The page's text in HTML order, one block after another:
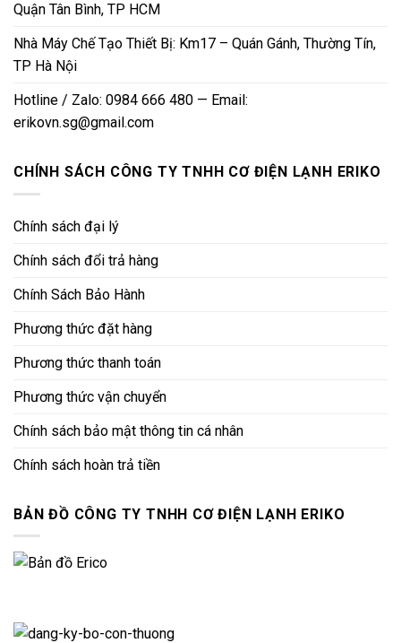
Quận Tân Bình, TP HCM
Nhà Máy Chế Tạo Thiết Bị: Km17 – Quán Gánh, Thường Tín,
TP Hà Nội
Hotline / Zalo: 0984 666 480 — Email:
erikovn.sg@gmail.com
CHÍNH SÁCH CÔNG TY TNHH CƠ ĐIỆN LẠNH ERIKO
Chính sách đại lý
Chính sách đổi trả hàng
Chính Sách Bảo Hành
Phương thức đặt hàng
Phương thức thanh toán
Phương thức vận chuyển
Chính sách bảo mật thông tin cá nhân
Chính sách hoàn trả tiền
BẢN ĐỒ CÔNG TY TNHH CƠ ĐIỆN LẠNH ERIKO